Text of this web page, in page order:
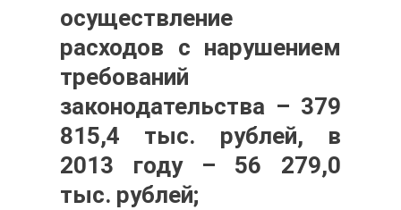
осуществление
расходов с нарушением
требований
законодательства – 379
815,4 тыс. рублей, в
2013 году – 56 279,0
тыс. рублей;